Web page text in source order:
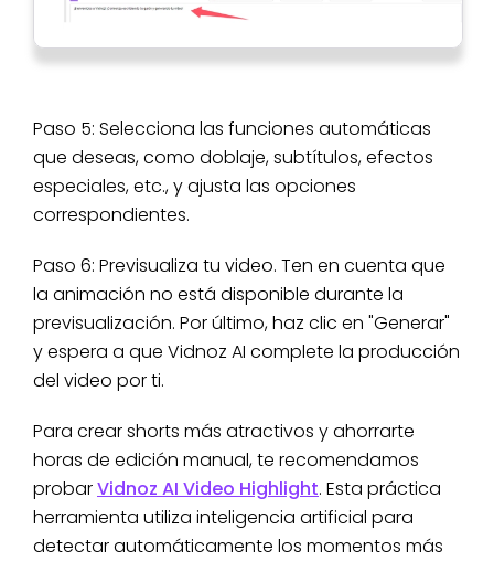
Paso 5: Selecciona las funciones automáticas
que deseas, como doblaje, subtítulos, efectos
especiales, etc., y ajusta las opciones
correspondientes.
Paso 6: Previsualiza tu video. Ten en cuenta que
la animación no está disponible durante la
previsualización. Por último, haz clic en "Generar"
y espera a que Vidnoz AI complete la producción
del video por ti.
Para crear shorts más atractivos y ahorrarte
horas de edición manual, te recomendamos
probarVidnoz AI Video Highlight. Esta práctica
herramienta utiliza inteligencia artificial para
detectar automáticamente los momentos más